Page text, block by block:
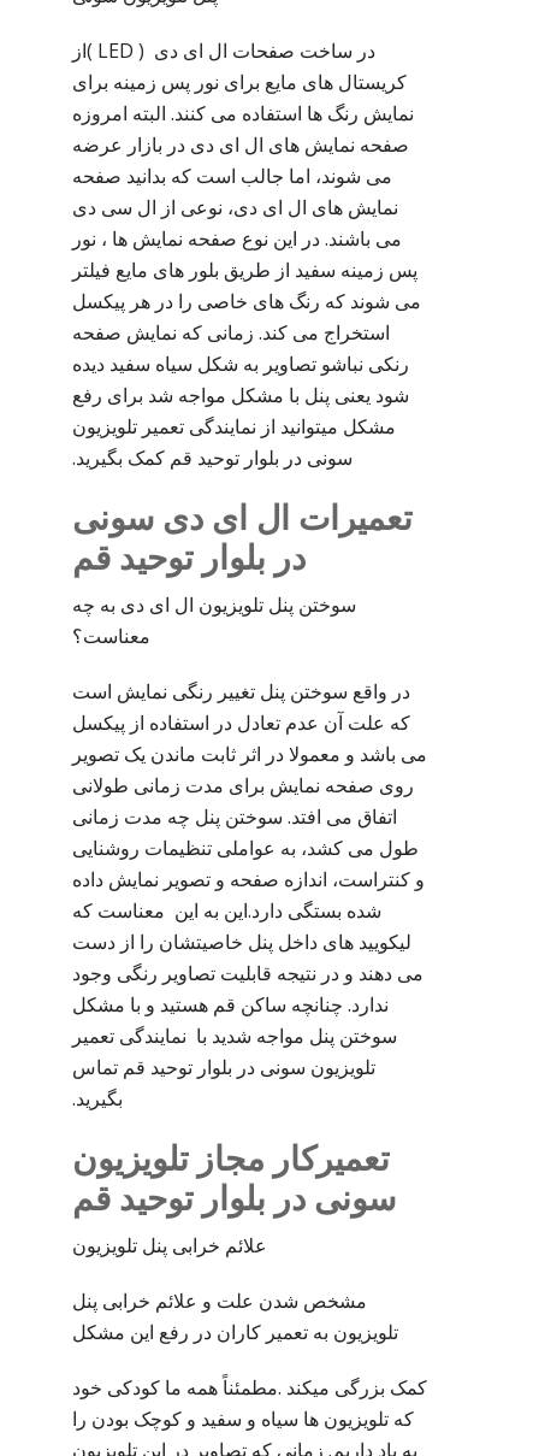
در ساخت صفحات ال ای دی ( LED )از
کریستال های مایع برای نور پس زمینه برای
نمایش رنگ ها استفاده می کنند. البته امروزه
صفحه نمایش های ال ای دی در بازار عرضه
می شوند، اما جالب است که بدانید صفحه
نمایش های ال ای دی، نوعی از ال سی دی
می باشند. در این نوع صفحه نمایش ها ، نور
پس زمینه سفید از طریق بلور های مایع فیلتر
می شوند که رنگ های خاصی را در هر پیکسل
استخراج می کند. زمانی که نمایش صفحه
رنکی نباشو تصاویر به شکل سیاه سفید دیده
شود یعنی پنل با مشکل مواجه شد برای رفع
مشکل میتوانید از نمایندگی تعمیر تلویزیون
سونی در بلوار توحید قم کمک بگیرید.
تعمیرات ال ای دی سونی
در بلوار توحید قم
سوختن پنل تلویزیون ال ای دی به چه
معناست؟
در واقع سوختن پنل تغییر رنگی نمایش است
که علت آن عدم تعادل در استفاده از پیکسل
می باشد و معمولا در اثر ثابت ماندن یک تصویر
روی صفحه نمایش برای مدت زمانی طولانی
اتفاق می افتد. سوختن پنل چه مدت زمانی
طول می کشد، به عواملی تنظیمات روشنایی
و کنتراست، اندازه صفحه و تصویر نمایش داده
شده بستگی دارد.این به این معناست که
لیکویید های داخل پنل خاصیتشان را از دست
می دهند و در نتیجه قابلیت تصاویر رنگی وجود
ندارد. چنانچه ساکن قم هستید و با مشکل
سوختن پنل مواجه شدید با نمایندگی تعمیر
تلویزیون سونی در بلوار توحید قم تماس
بگیرید.
تعمیرکار مجاز تلویزیون
سونی در بلوار توحید قم
علائم خرابی پنل تلویزیون
مشخص شدن علت و علائم خرابی پنل
تلویزیون به تعمیر کاران در رفع این مشکل
کمک بزرگی میکند .مطمئناً همه ما کودکی خود
که تلویزیون ها سیاه و سفید و کوچک بودن را
به یاد داریم. زمانی که تصاویر در این تلویزیون